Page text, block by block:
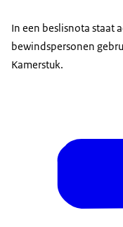
In een beslisnota staat
bewindspersonen
Kamerstuk.